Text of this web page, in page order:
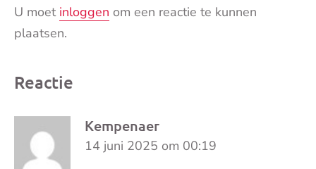
U moet inloggen om een reactie te kunnen
plaatsen.
Reactie
Kempenaer
14 juni 2025 om 00:19